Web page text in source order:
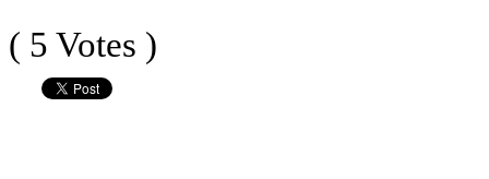
( 5 Votes )